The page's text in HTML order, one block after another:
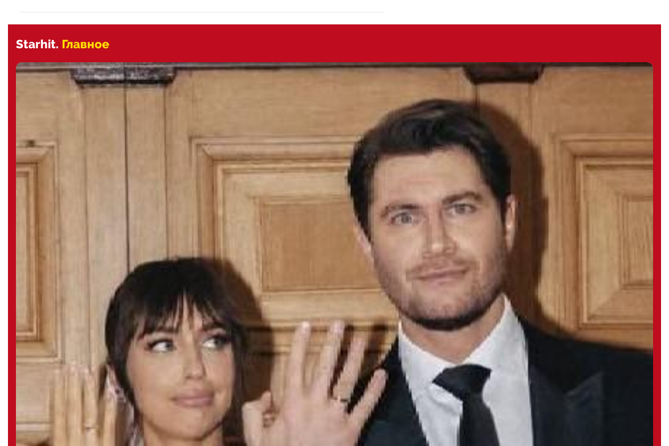
Starhit. Главное